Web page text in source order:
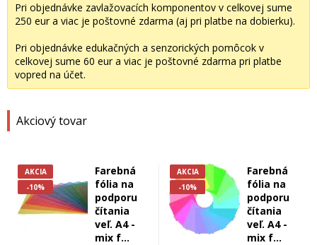
Pri objednávke zavlažovacích komponentov v celkovej sume
250 eur a viac je poštovné zdarma (aj pri platbe na dobierku).
Pri objednávke edukačných a senzorických pomôcok v
celkovej sume 60 eur a viac je poštovné zdarma pri platbe
vopred na účet.
Akciový tovar
AKCIA
-10%
Farebná
fólia na
podporu
čítania
veľ. A4 -
mix f...
AKCIA
-10%
Farebná
fólia na
podporu
čítania
veľ. A4 -
mix f...